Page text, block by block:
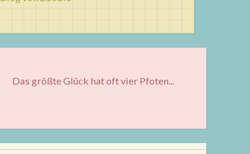
Das größte Glück hat oft vier Pfoten...